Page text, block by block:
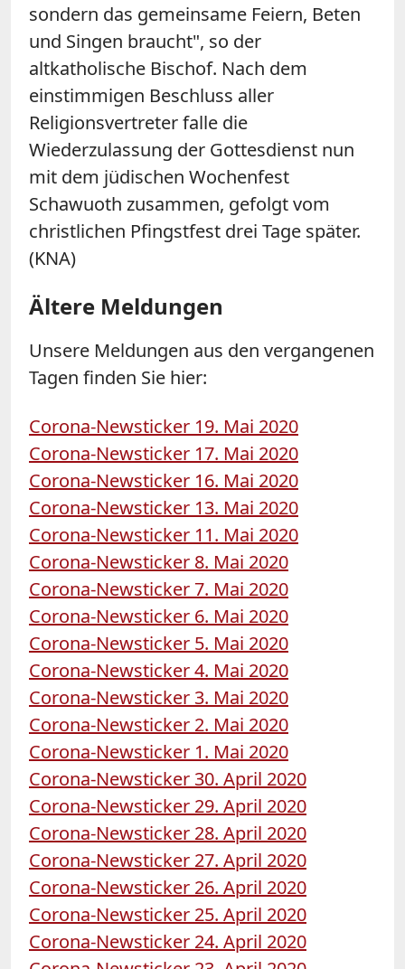
sondern das gemeinsame Feiern, Beten
und Singen braucht", so der
altkatholische Bischof. Nach dem
einstimmigen Beschluss aller
Religionsvertreter falle die
Wiederzulassung der Gottesdienst nun
mit dem jüdischen Wochenfest
Schawuoth zusammen, gefolgt vom
christlichen Pfingstfest drei Tage später.
(KNA)
Ältere Meldungen
Unsere Meldungen aus den vergangenen
Tagen finden Sie hier:
Corona-Newsticker 19. Mai 2020
Corona-Newsticker 17. Mai 2020
Corona-Newsticker 16. Mai 2020
Corona-Newsticker 13. Mai 2020
Corona-Newsticker 11. Mai 2020
Corona-Newsticker 8. Mai 2020
Corona-Newsticker 7. Mai 2020
Corona-Newsticker 6. Mai 2020
Corona-Newsticker 5. Mai 2020
Corona-Newsticker 4. Mai 2020
Corona-Newsticker 3. Mai 2020
Corona-Newsticker 2. Mai 2020
Corona-Newsticker 1. Mai 2020
Corona-Newsticker 30. April 2020
Corona-Newsticker 29. April 2020
Corona-Newsticker 28. April 2020
Corona-Newsticker 27. April 2020
Corona-Newsticker 26. April 2020
Corona-Newsticker 25. April 2020
Corona-Newsticker 24. April 2020